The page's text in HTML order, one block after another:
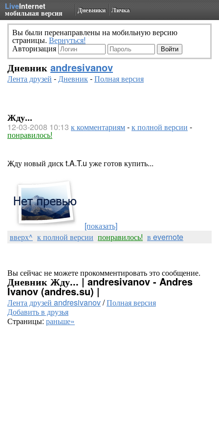
LiveInternet
мобильная версия Дневники Личка
Вы были перенаправлены на мобильную версию
страницы. Вернуться!
Авторизация
Дневник andresivanov
Лента друзей -Дневник-Полная версия
Жду...
12-03-2008 10:13 к комментариям-к полной версии -
понравилось!
Жду новый диск t.A.T.u уже готов купить...
[показать]
вверх^ к полной версии понравилось! в evernote
Вы сейчас не можете прокомментировать это сообщение.
Дневник Жду... | andresivanov - Andres
Ivanov (andres.su) |
Лента друзей andresivanov/Полная версия
Добавить в друзья
Страницы: раньше»